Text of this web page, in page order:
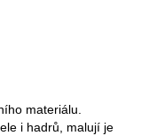
materiálu.
i hadrů, malují je